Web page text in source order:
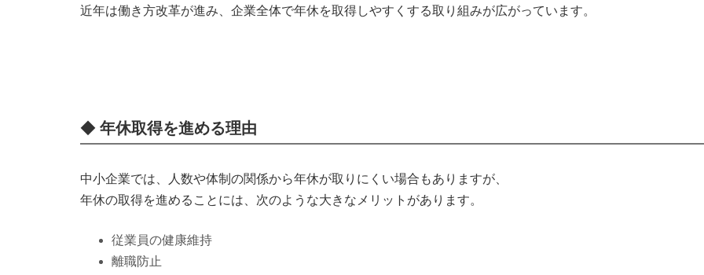
近年は働き方改革が進み、企業全体で年休を取得しやすくする取り組みが広がっています。
◆ 年休取得を進める理由
中小企業では、人数や体制の関係から年休が取りにくい場合もありますが、
年休の取得を進めることには、次のような大きなメリットがあります。
従業員の健康維持
離職防止